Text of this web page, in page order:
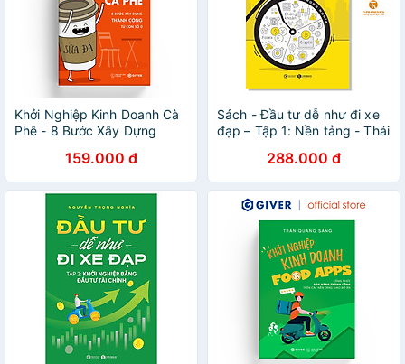
Khởi Nghiệp Kinh Doanh Cà
Phê - 8 Bước Xây Dựng
Bí Quyết Mở Quán Cafe
Đông Khách
159.000 đ
Sách - Đầu tư dễ như đi xe
đạp – Tập 1: Nền tảng - Thái
288.000 đ